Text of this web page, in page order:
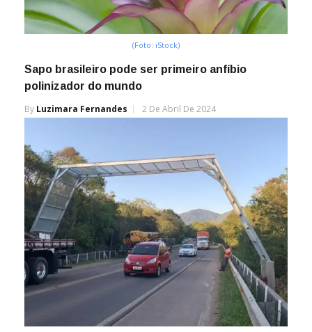
(Foto: iStock)
Sapo brasileiro pode ser primeiro anfíbio
polinizador do mundo
By Luzimara Fernandes 2 De Abril De 2024